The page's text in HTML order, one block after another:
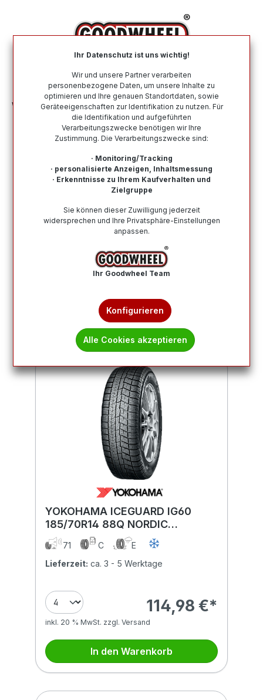
Winterreifen Nach Größe 185 70 R14
Winterreifen in der Größe 185 70 R14
Bei Goodwheel finden Sie Winterreifen renommierter
Top-Hersteller in der Größe 185 70 R14. Schneller
Versand, Kompetenter Support durch unsere
Reifenprofis & Kauf auf Rechnung möglich!
Wie finde ich meine Reifengröße?
Produkte filtern
2
YOKOHAMA ICEGUARD IG60
185/70R14 88Q NORDIC
COMPOUND BSW
71 C
E
Lieferzeit: ca. 3 - 5 Werktage
114,98 €*
inkl. 20 % MwSt. zzgl. Versand
In den Warenkorb
Ihr Datenschutz ist uns wichtig!
Wir und unsere Partner verarbeiten
personenbezogene Daten, um unsere Inhalte zu
optimieren und Ihre genauen Standortdaten, sowie
Geräteeigenschaften zur Identifikation zu nutzen. Für
die Identifikation und aufgeführten
Verarbeitungszwecke benötigen wir Ihre
Zustimmung. Die Verarbeitungszwecke sind:
· Monitoring/Tracking
· personalisierte Anzeigen, Inhaltsmessung
· Erkenntnisse zu Ihrem Kaufverhalten und
Zielgruppe
Sie können dieser Zuwilligung jederzeit
widersprechen und Ihre Privatsphäre-Einstellungen
anpassen.
Ihr Goodwheel Team
Konfigurieren
Alle Cookies akzeptieren